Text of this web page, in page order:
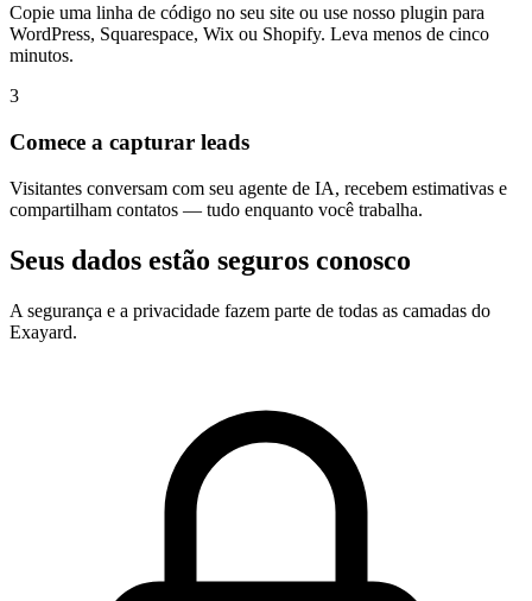
Copie uma linha de código no seu site ou use nosso plugin para
WordPress, Squarespace, Wix ou Shopify. Leva menos de cinco
minutos.
3
Comece a capturar leads
Visitantes conversam com seu agente de IA, recebem estimativas e
compartilham contatos — tudo enquanto você trabalha.
Seus dados estão seguros conosco
A segurança e a privacidade fazem parte de todas as camadas do
Exayard.